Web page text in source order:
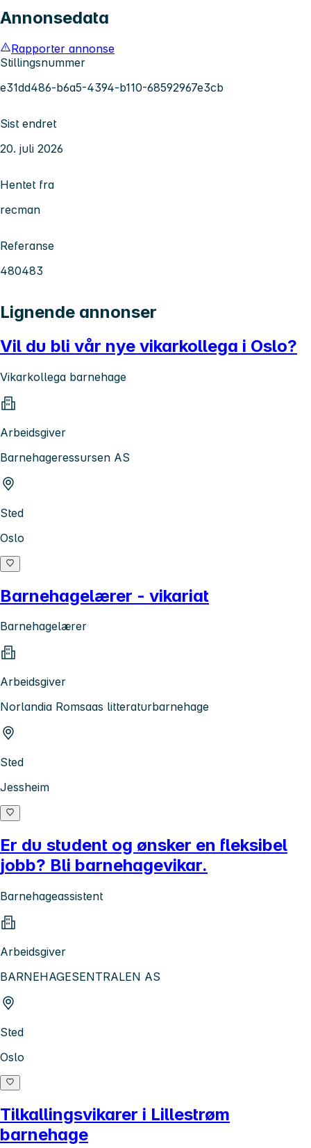
Annonsedata
Rapporter annonse
Stillingsnummer
e31dd486-b6a5-4394-b110-68592967e3cb
Sist endret
20. juli 2026
Hentet fra
recman
Referanse
480483
Lignende annonser
Vil du bli vår nye vikarkollega i Oslo?
Vikarkollega barnehage
Arbeidsgiver
Barnehageressursen AS
Sted
Oslo
Barnehagelærer - vikariat
Barnehagelærer
Arbeidsgiver
Norlandia Romsaas litteraturbarnehage
Sted
Jessheim
Er du student og ønsker en fleksibel
jobb? Bli barnehagevikar.
Barnehageassistent
Arbeidsgiver
BARNEHAGESENTRALEN AS
Sted
Oslo
Tilkallingsvikarer i Lillestrøm
barnehage